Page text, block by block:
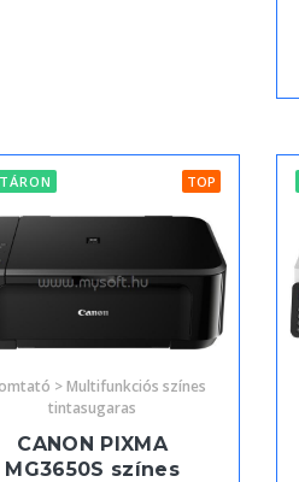
TOP
> Multifunkciós színes
tintasugaras
CANON PIXMA
MG3650S színes